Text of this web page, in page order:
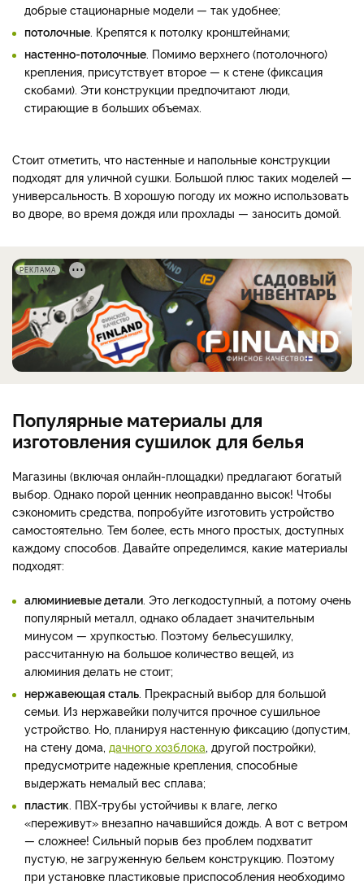
добрые стационарные модели — так удобнее;
потолочные . Крепятся к потолку кронштейнами;
настенно-потолочные . Помимо верхнего (потолочного)
крепления, присутствует второе — к стене (фиксация
скобами). Эти конструкции предпочитают люди,
стирающие в больших объемах.
Стоит отметить, что настенные и напольные конструкции
подходят для уличной сушки. Большой плюс таких моделей —
универсальность. В хорошую погоду их можно использовать
во дворе, во время дождя или прохлады — заносить домой.
РЕКЛАМА
Популярные материалы для
изготовления сушилок для белья
Магазины (включая онлайн-площадки) предлагают богатый
выбор. Однако порой ценник неоправданно высок! Чтобы
сэкономить средства, попробуйте изготовить устройство
самостоятельно. Тем более, есть много простых, доступных
каждому способов. Давайте определимся, какие материалы
подходят:
алюминиевые детали. Это легкодоступный, а потому очень
популярный металл, однако обладает значительным
минусом — хрупкостью. Поэтому бельесушилку,
рассчитанную на большое количество вещей, из
алюминия делать не стоит;
нержавеющая сталь. Прекрасный выбор для большой
семьи. Из нержавейки получится прочное сушильное
устройство. Но, планируя настенную фиксацию (допустим,
на стену дома, дачного хозблока, другой постройки),
предусмотрите надежные крепления, способные
выдержать немалый вес сплава;
пластик. ПВХ-трубы устойчивы к влаге, легко
«переживут» внезапно начавшийся дождь. А вот с ветром
— сложнее! Сильный порыв без проблем подхватит
пустую, не загруженную бельем конструкцию. Поэтому
при установке пластиковые приспособления необходимо